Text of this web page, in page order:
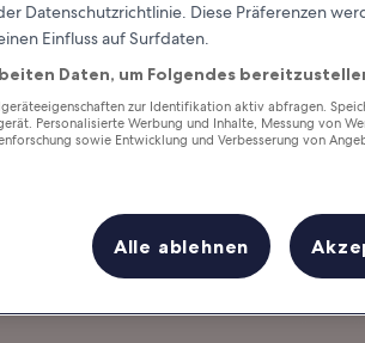
Prämien für jede
Datenschutzrichtlinie. Diese Präferenzen
Einfluss auf Surfdaten.
Daten, um Folgendes
zur Identifikation aktiv abfragen.
Personalisierte Werbung und Inhalte, Messung von
sowie Entwicklung und Verbesserung von
Alle ablehnen